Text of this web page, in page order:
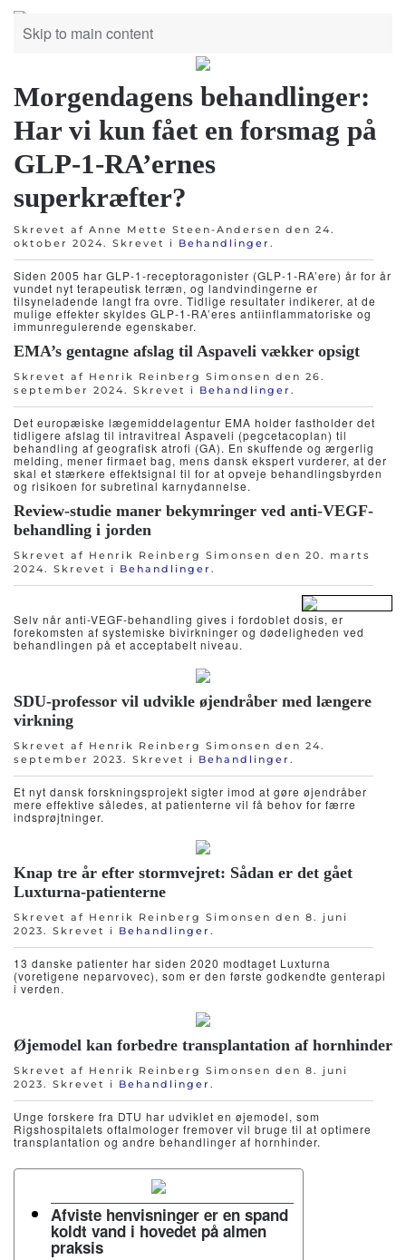
Skip to main content
Morgendagens behandlinger:
Har vi kun fået en forsmag på
GLP-1-RA’ernes
superkræfter?
Skrevet af Anne Mette Steen-Andersen den 24.
oktober 2024. Skrevet i Behandlinger .
Siden 2005 har GLP-1-receptoragonister (GLP-1-RA’ere) år for år
vundet nyt terapeutisk terræn, og landvindingerne er
tilsyneladende langt fra ovre. Tidlige resultater indikerer, at de
mulige effekter skyldes GLP-1-RA’eres antiinflammatoriske og
immunregulerende egenskaber.
EMA’s gentagne afslag til Aspaveli vækker opsigt
Skrevet af Henrik Reinberg Simonsen den 26.
september 2024. Skrevet i Behandlinger .
Det europæiske lægemiddelagentur EMA holder fastholder det
tidligere afslag til intravitreal Aspaveli (pegcetacoplan) til
behandling af geografisk atrofi (GA). En skuffende og ærgerlig
melding, mener firmaet bag, mens dansk ekspert vurderer, at der
skal et stærkere effektsignal til for at opveje behandlingsbyrden
og risikoen for subretinal karnydannelse.
Review-studie maner bekymringer ved anti-VEGF-
behandling i jorden
Skrevet af Henrik Reinberg Simonsen den 20. marts
2024. Skrevet i Behandlinger .
Selv når anti-VEGF-behandling gives i fordoblet dosis, er
forekomsten af systemiske bivirkninger og dødeligheden ved
behandlingen på et acceptabelt niveau.
SDU-professor vil udvikle øjendråber med længere
virkning
Skrevet af Henrik Reinberg Simonsen den 24.
september 2023 . Skrevet i Behandlinger .
Et nyt dansk forskningsprojekt sigter imod at gøre øjendråber
mere effektive således, at patienterne vil få behov for færre
indsprøjtninger.
Knap tre år efter stormvejret: Sådan er det gået
Luxturna-patienterne
Skrevet af Henrik Reinberg Simonsen den 8. juni
2023. Skrevet i Behandlinger.
13 danske patienter har siden 2020 modtaget Luxturna
(voretigene neparvovec), som er den første godkendte genterapi
i verden.
Øjemodel kan forbedre transplantation af hornhinder
Skrevet af Henrik Reinberg Simonsen den 8. juni
2023. Skrevet i Behandlinger.
Unge forskere fra DTU har udviklet en øjemodel, som
Rigshospitalets oftalmologer fremover vil bruge til at optimere
transplantation og andre behandlinger af hornhinder.
Afviste henvisninger er en spand
koldt vand i hovedet på almen
praksis